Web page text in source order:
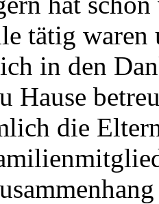
tätig
in den
Hause
die